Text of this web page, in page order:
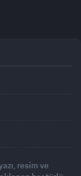
resim ve